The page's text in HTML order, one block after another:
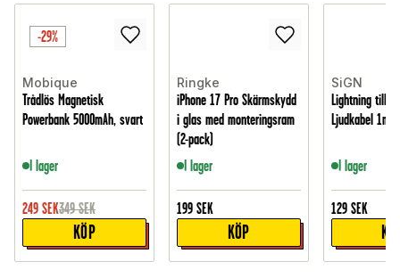
-29%
Mobique
Trådlös Magnetisk
Powerbank 5000mAh, svart
I lager
249 SEK349 SEK
KÖP
Ringke
iPhone 17 Pro Skärmskydd
i glas med monteringsram
(2-pack)
I lager
199 SEK
KÖP
SiGN
Lightning till
Ljudkabel 1m,
I lager
129 SEK